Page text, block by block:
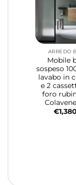
ARREDO
Mobile
sospeso
lavabo in
e 2
foro
€